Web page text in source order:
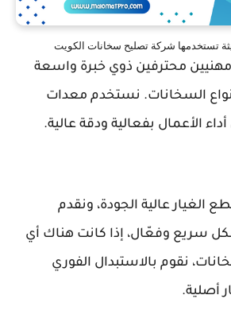
مهنيين محترفين ذوي خبرة واسعة
السخانات. نستخدم معدات
الأعمال بفعالية ودقة عالية.
الغيار عالية الجودة، ونقدم
سريع وفعّال، إذا كانت هناك أي
نقوم بالاستبدال الفوري
أصلية.